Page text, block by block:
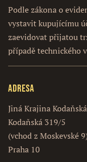
Podle zákona o
vystavit kupujícímu
zaevidovat přijatou
případě technického
Adresa
Jiná Krajina Kodaňská
Kodaňská 319/5
(vchod z Moskevské
Praha 10